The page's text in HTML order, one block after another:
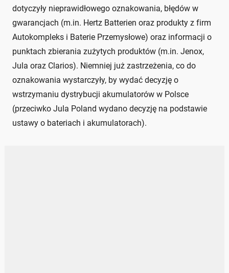
dotyczyły nieprawidłowego oznakowania, błędów w
gwarancjach (m.in. Hertz Batterien oraz produkty z firm
Autokompleks i Baterie Przemysłowe) oraz informacji o
punktach zbierania zużytych produktów (m.in. Jenox,
Jula oraz Clarios). Niemniej już zastrzeżenia, co do
oznakowania wystarczyły, by wydać decyzję o
wstrzymaniu dystrybucji akumulatorów w Polsce
(przeciwko Jula Poland wydano decyzję na podstawie
ustawy o bateriach i akumulatorach).